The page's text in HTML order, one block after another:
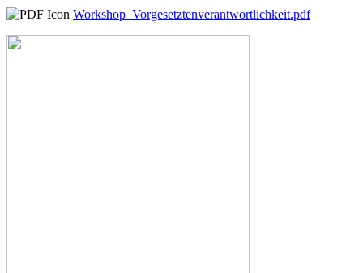
Workshop_Vorgesetztenverantwortlichkeit.pdf